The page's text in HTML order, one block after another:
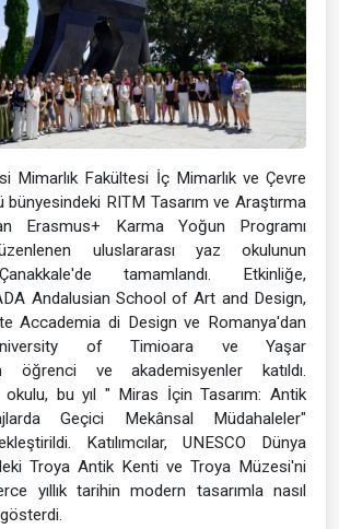
Mimarlık Fakültesi İç Mimarlık ve Çevre
bünyesindeki RITM Tasarım ve Araştırma
Erasmus+ Karma Yoğun Programı
uluslararası yaz okulunun
tamamlandı. Etkinliğe,
Andalusian School of Art and Design,
Accademia di Design ve Romanya'dan
of Timioara ve Yaşar
öğrenci ve akademisyenler katıldı.
okulu, bu yıl " Miras İçin Tasarım: Antik
Geçici Mekânsal Müdahaleler"
Katılımcılar, UNESCO Dünya
Troya Antik Kenti ve Troya Müzesi'ni
yıllık tarihin modern tasarımla nasıl